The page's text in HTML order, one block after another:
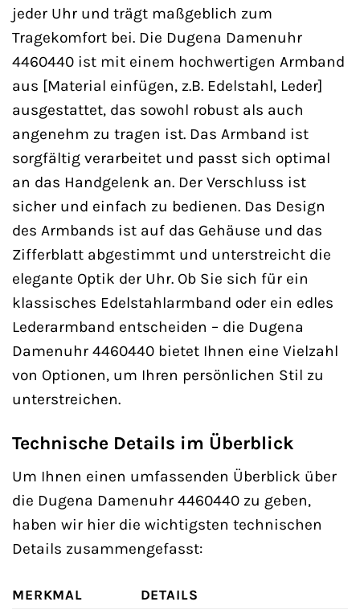
jeder Uhr und trägt maßgeblich zum
Tragekomfort bei. Die Dugena Damenuhr
4460440 ist mit einem hochwertigen Armband
aus [Material einfügen, z.B. Edelstahl, Leder]
ausgestattet, das sowohl robust als auch
angenehm zu tragen ist. Das Armband ist
sorgfältig verarbeitet und passt sich optimal
an das Handgelenk an. Der Verschluss ist
sicher und einfach zu bedienen. Das Design
des Armbands ist auf das Gehäuse und das
Zifferblatt abgestimmt und unterstreicht die
elegante Optik der Uhr. Ob Sie sich für ein
klassisches Edelstahlarmband oder ein edles
Lederarmband entscheiden – die Dugena
Damenuhr 4460440 bietet Ihnen eine Vielzahl
von Optionen, um Ihren persönlichen Stil zu
unterstreichen.
Technische Details im Überblick
Um Ihnen einen umfassenden Überblick über
die Dugena Damenuhr 4460440 zu geben,
haben wir hier die wichtigsten technischen
Details zusammengefasst:
MERKMAL
DETAILS